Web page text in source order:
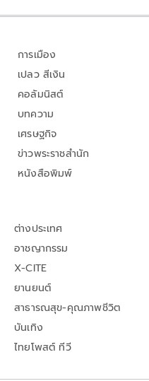
การเมือง
เปลว สีเงิน
คอลัมนิสต์
บทความ
เศรษฐกิจ
ข่าวพระราชสำนัก
หนังสือพิมพ์
ต่างประเทศ
อาชญากรรม
X-CITE
ยานยนต์
สาธารณสุข-คุณภาพชีวิต
บันเทิง
ไทยโพสต์ ทีวี